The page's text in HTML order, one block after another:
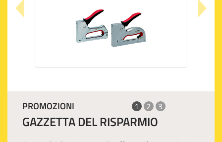
PROMOZIONI 1 2 3
GAZZETTA DEL RISPARMIO